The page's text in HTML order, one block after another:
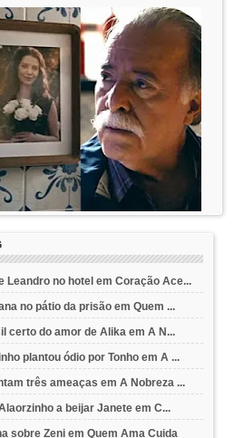
Leandro no hotel em Coração Ace...
no pátio da prisão em Quem ...
certo do amor de Alika em A N...
plantou ódio por Tonho em A ...
três ameaças em A Nobreza ...
a beijar Janete em C...
sobre Zeni em Quem Ama Cuida